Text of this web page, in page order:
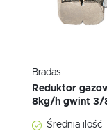
Bradas
Reduktor
8kg/h gwint 3/
Średnia ilość